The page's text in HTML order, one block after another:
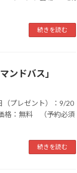
続きを読む
ドバス」
プレゼント）：9/20
格：無料 （予約必須
続きを読む